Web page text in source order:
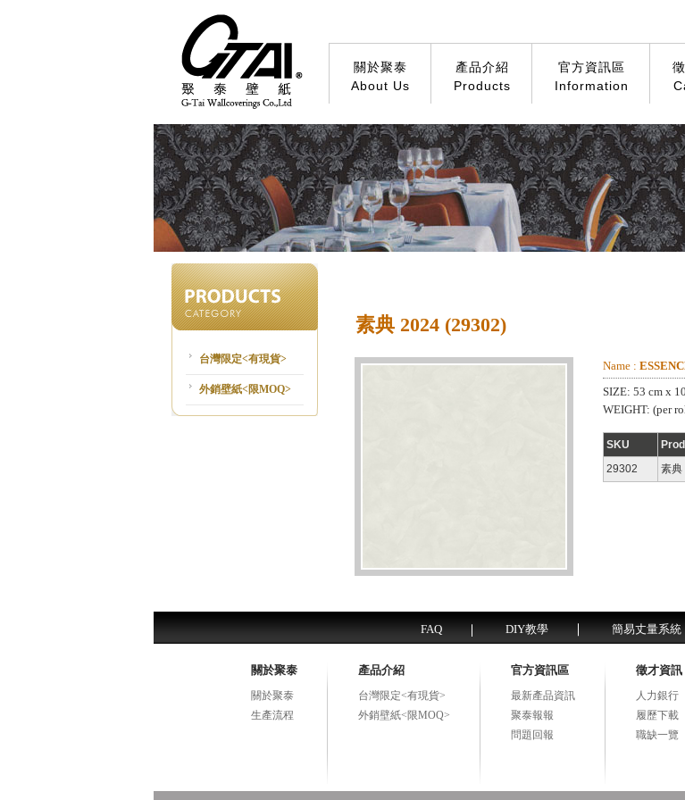
關於聚泰
About Us
產品介紹
Products
官方資訊區
Information
台灣限定<有現貨>
外銷壁紙<限MOQ>
素典 2024 (29302)
Name :
SIZE: 53 cm x
WEIGHT: (per
SKU
29302
素典
FAQ DIY教學 簡易丈量系統
關於聚泰
關於聚泰
生產流程
產品介紹
台灣限定<有現貨>
外銷壁紙<限MOQ>
官方資訊區
最新產品資訊
聚泰報報
問題回報
徵才資訊
人力銀行
履歷下載
職缺一覽